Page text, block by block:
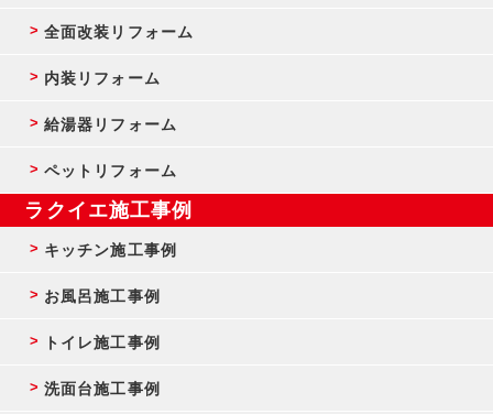
全面改装リフォーム
内装リフォーム
給湯器リフォーム
ペットリフォーム
ラクイエ施工事例
キッチン施工事例
お風呂施工事例
トイレ施工事例
洗面台施工事例